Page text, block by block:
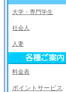
大学・専門学生
社会人
人妻
料金表
ポイントサービス